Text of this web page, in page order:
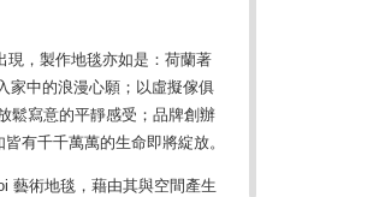
現，製作地毯亦如是：荷蘭著
家中的浪漫心願；以虛擬傢俱
鬆寫意的平靜感受；品牌創辦
有千千萬萬的生命即將綻放。
藝術地毯，藉由其與空間產生